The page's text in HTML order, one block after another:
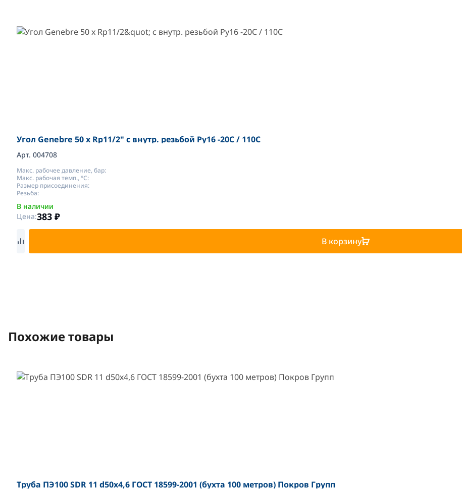
Угол Genebre 50 x Rp11/2" с внутр. резьбой Pу16 -20C / 110C
Арт. 004708
Макс. рабочее давление, бар:
Макс. рабочая темп., °С:
Размер присоединения:
Резьба:
В наличии
Цена:383 ₽
В корзину
Похожие товары
Труба ПЭ100 SDR 11 d50х4,6 ГОСТ 18599-2001 (бухта 100 метров) Покров Групп